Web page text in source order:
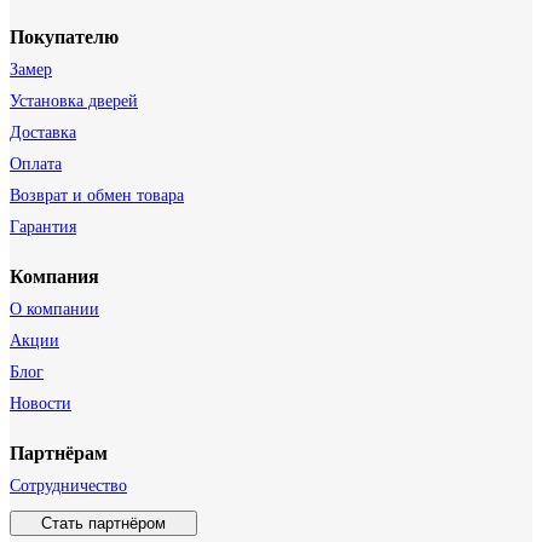
Покупателю
Замер
Установка дверей
Доставка
Оплата
Возврат и обмен товара
Гарантия
Компания
О компании
Акции
Блог
Новости
Партнёрам
Сотрудничество
Стать партнёром